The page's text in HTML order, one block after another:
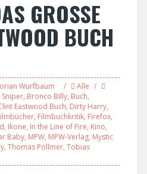
GROSSE
BUCH
Wurfbaum
Alle
, Bronco Billy, Buch,
Eastwood Buch, Dirty Harry,
, Filmbuchkritik, Firefox,
, Ikone, In the Line of Fire, Kino,
Baby, MPW, MPW-Verlag, Mystic
, Thomas Pollmer, Tobias